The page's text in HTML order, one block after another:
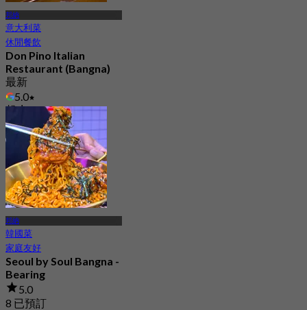
邦納
意大利菜
休閒餐飲
Don Pino Italian
Restaurant (Bangna)
最新
5.0
起฿ 645
邦納
韓國菜
家庭友好
Seoul by Soul Bangna -
Bearing
5.0
8 已預訂